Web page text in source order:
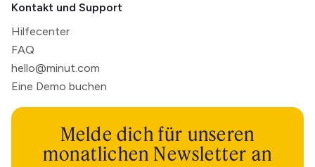
Kontakt und Support
Hilfecenter
FAQ
hello@minut.com
Eine Demo buchen
Melde dich für unseren
monatlichen Newsletter an